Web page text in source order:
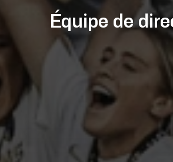
Équipe de